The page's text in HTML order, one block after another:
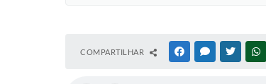
COMPARTILHAR FACEBOOKMESSENGER
TWITTER